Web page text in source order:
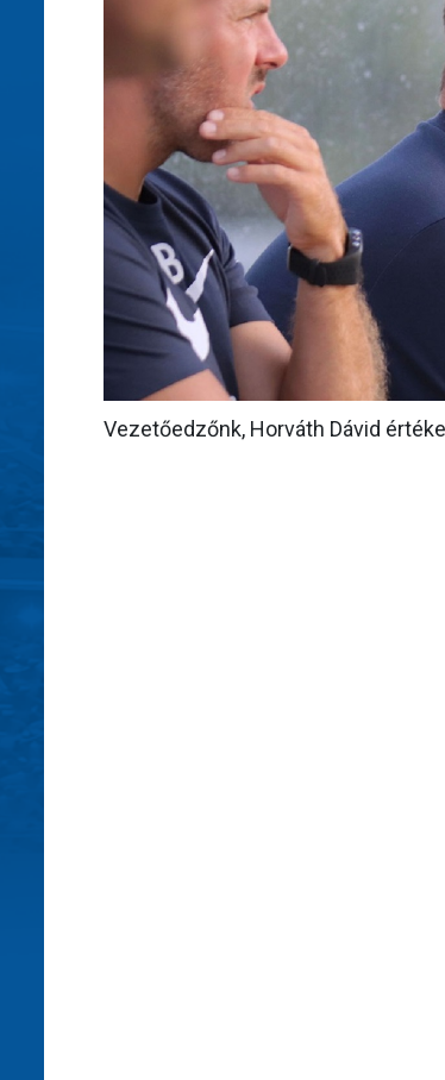
Vezetőedzőnk, Horváth Dávid